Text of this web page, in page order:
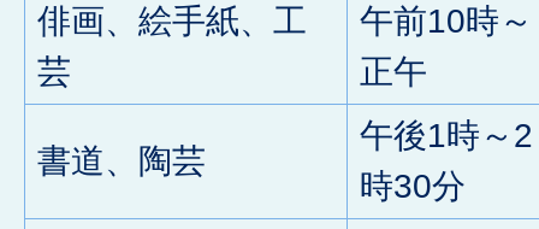
俳画、絵手紙、工
芸
午前10時～
正午
書道、陶芸
午後1時～2
時30分